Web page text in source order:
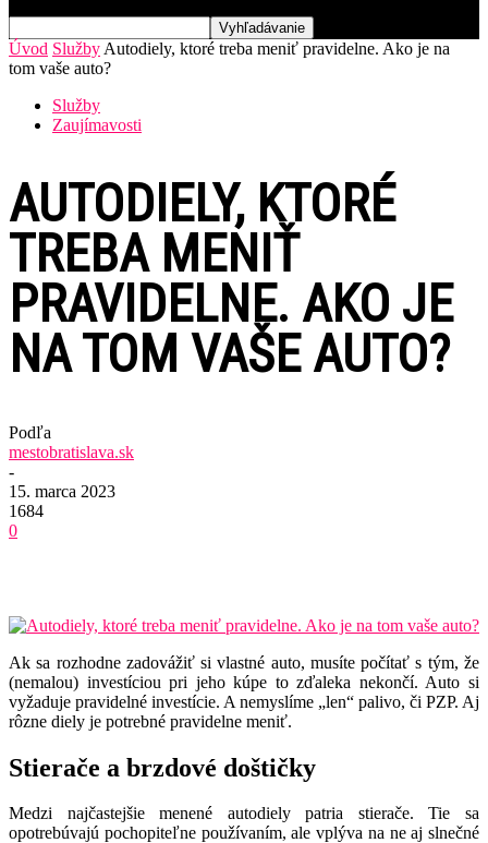
Úvod Služby Autodiely, ktoré treba meniť pravidelne. Ako je na
tom vaše auto?
Služby
Zaujímavosti
AUTODIELY, KTORÉ
TREBA MENIŤ
PRAVIDELNE. AKO JE
NA TOM VAŠE AUTO?
Podľa
mestobratislava.sk
-
15. marca 2023
1684
0
Ak sa rozhodne zadovážiť si vlastné auto, musíte počítať s tým, že
(nemalou) investíciou pri jeho kúpe to zďaleka nekončí. Auto si
vyžaduje pravidelné investície. A nemyslíme „len“ palivo, či PZP. Aj
rôzne diely je potrebné pravidelne meniť.
Stierače a brzdové doštičky
Medzi najčastejšie menené autodiely patria stierače. Tie sa
opotrebúvajú pochopiteľne používaním, ale vplýva na ne aj slnečné